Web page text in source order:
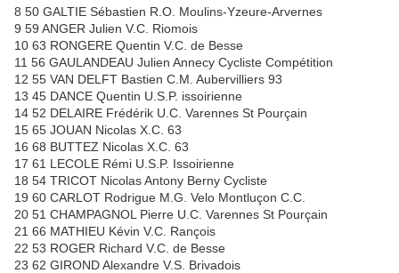
8 50 GALTIE Sébastien R.O. Moulins-Yzeure-Arvernes
9 59 ANGER Julien V.C. Riomois
10 63 RONGERE Quentin V.C. de Besse
11 56 GAULANDEAU Julien Annecy Cycliste Compétition
12 55 VAN DELFT Bastien C.M. Aubervilliers 93
13 45 DANCE Quentin U.S.P. issoirienne
14 52 DELAIRE Frédérik U.C. Varennes St Pourçain
15 65 JOUAN Nicolas X.C. 63
16 68 BUTTEZ Nicolas X.C. 63
17 61 LECOLE Rémi U.S.P. Issoirienne
18 54 TRICOT Nicolas Antony Berny Cycliste
19 60 CARLOT Rodrigue M.G. Velo Montluçon C.C.
20 51 CHAMPAGNOL Pierre U.C. Varennes St Pourçain
21 66 MATHIEU Kévin V.C. Rançois
22 53 ROGER Richard V.C. de Besse
23 62 GIROND Alexandre V.S. Brivadois